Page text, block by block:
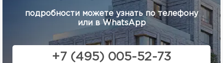
подробности можете узнать по телефону
или в WhatsApp
+7 (495) 005-52-73